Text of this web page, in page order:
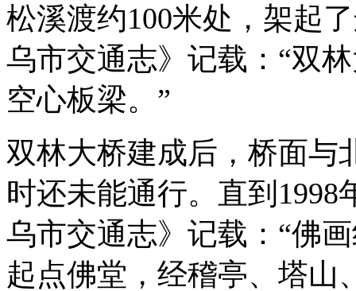
松溪渡约100米处，架起
乌市交通志》记载：“双
空心板梁。”
双林大桥建成后，桥面与
时还未能通行。直到
乌市交通志》记载：“佛
起点佛堂，经稽亭、塔山